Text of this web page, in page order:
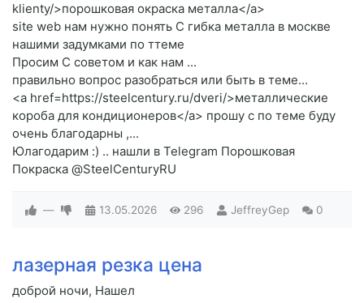
klienty/>порошковая окраска металла</a>
site web нам нужно понять C гибка металла в москве
нашими задумками по ттеме
Просим C советом и как нам ...
правильно вопрос разобраться или быть в теме...
<a href=https://steelcentury.ru/dveri/>металлические
короба для кондиционеров</a> прошу c по теме буду
очень благодарны ,...
Юлагодарим :) .. нашли в Telegram Порошковая
Покраска @SteelCenturyRU
— 13.05.2026 296 JeffreyGep 0
лазерная резка цена
доброй ночи, Нашел